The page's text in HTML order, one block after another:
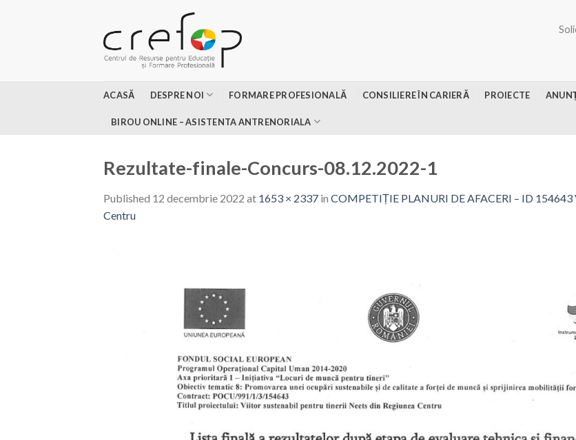
ACASĂ DESPRE NOI FORMARE PROFESIONALĂ CONSILIERE ÎN CARIERĂ PROIECTE
BIROU ONLINE – ASISTENTA ANTRENORIALA
Rezultate-finale-Concurs-08.12.2022-1
Published 12 decembrie 2022 at 1653 × 2337 in COMPETIȚIE PLANURI DE AFACERI – ID
Centru